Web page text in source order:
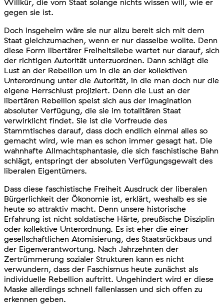
Willkür, die vom Staat solange nichts wissen will, wie er
gegen sie ist.
Doch insgeheim wäre sie nur allzu bereit sich mit dem
Staat gleichzumachen, wenn er nur dasselbe wollte. Denn
diese Form libertärer Freiheitsliebe wartet nur darauf, sich
der richtigen Autorität unterzuordnen. Dann schlägt die
Lust an der Rebellion um in die an der kollektiven
Unterordnung unter die Autorität, in die man doch nur die
eigene Herrschlust projiziert. Denn die Lust an der
libertären Rebellion speist sich aus der Imagination
absoluter Verfügung, die sie im totalitären Staat
verwirklicht findet. Sie ist die Vorfreude des
Stammtisches darauf, dass doch endlich einmal alles so
gemacht wird, wie man es schon immer gesagt hat. Die
wahnhafte Allmachtsphantasie, die sich faschistische Bahn
schlägt, entspringt der absoluten Verfügungsgewalt des
liberalen Eigentümers.
Dass diese faschistische Freiheit Ausdruck der liberalen
Bürgerlichkeit der Ökonomie ist, erklärt, weshalb es sie
heute so attraktiv macht. Denn unsere historische
Erfahrung ist nicht soldatische Härte, preußische Disziplin
oder kollektive Unterordnung. Es ist eher die einer
gesellschaftlichen Atomisierung, des Staatsrückbaus und
der Eigenverantwortung. Nach Jahrzehnten der
Zertrümmerung sozialer Strukturen kann es nicht
verwundern, dass der Faschismus heute zunächst als
individuelle Rebellion auftritt. Ungehindert wird er diese
Maske allerdings schnell fallenlassen und sich offen zu
erkennen geben.